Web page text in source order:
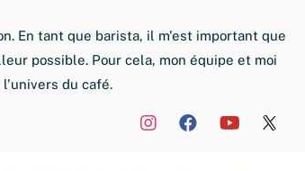
En tant que barista, il m'est important que
possible. Pour cela, mon équipe et moi
l'univers du café.